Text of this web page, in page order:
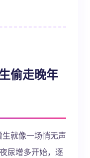
偷走晚年
就像一场悄无声
尿增多开始，逐